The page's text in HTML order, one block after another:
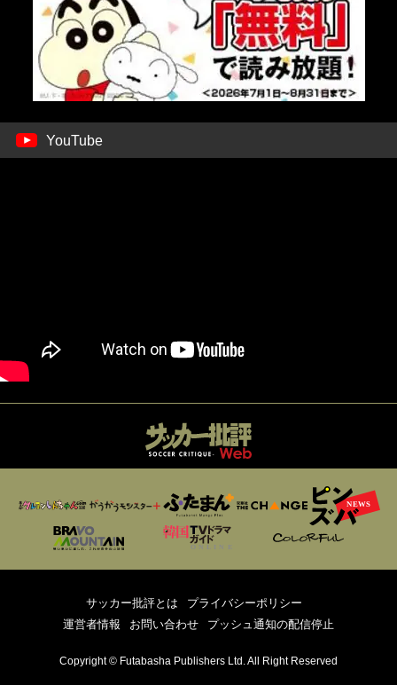
YouTube
サッカー批評とは
プライバシーポリシー
運営者情報
お問い合わせ プッシュ通知の配信停止
Copyright © Futabasha Publishers Ltd. All Right Reserved